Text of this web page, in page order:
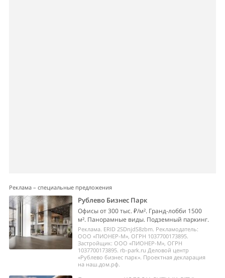
Офисы класса А от 21,4 млн ₽. От 32,2 до 10
офисы с ростом цены от 17% годовых! 2
станции метро рядом, 1 мин. до ТТК.
Рассрочка с первым взносом от 10% до 2028
года.
Реклама. ERID 2SDnjcETuqV. Рекламодатель:
ООО «СЗ «ОКТЯБРЬ в САО», ИНН 9729336630.
Застройщик: ООО «СЗ «ОКТЯБРЬ в САО», ИНН
9729336630. ДКПБВ. АО «БАНК ДОМ РФ».
Подробности и условия предложения на сайте